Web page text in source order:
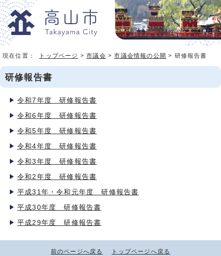
現在位置： トップページ >市議会 >市議会情報の公開 > 研修報告書
研修報告書
令和7年度 研修報告書
令和6年度 研修報告書
令和5年度 研修報告書
令和4年度 研修報告書
令和3年度 研修報告書
令和2年度 研修報告書
平成31年・令和元年度 研修報告書
平成30年度 研修報告書
平成29年度 研修報告書
前のページへ戻る トップページへ戻る